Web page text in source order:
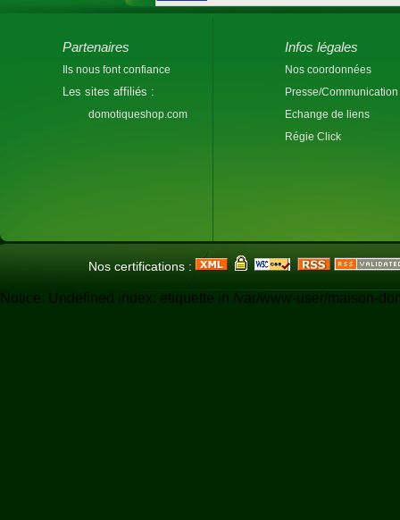
Partenaires
Ils nous font confiance
Les sites affiliés :
domotiqueshop.com
Infos légales
Nos coordonnées
Presse/Communication
Echange de liens
Régie Click
Nos certifications :
Notice: Undefined index: etiquette in /var/www-user/maison-